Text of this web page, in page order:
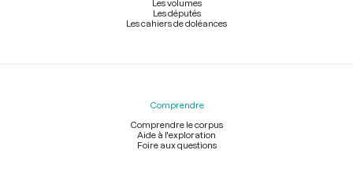
Discussion sur les nouveaux articles sur les élections et
Les volumes
Les députés
Les cahiers de doléances
Comprendre
Comprendre le corpus
Aide à l'exploration
Foire aux questions